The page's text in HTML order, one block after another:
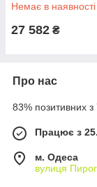
Немає в наявності
27 582 ₴
Про нас
83% позитивних з
Працює з
м. Одеса
вулиця